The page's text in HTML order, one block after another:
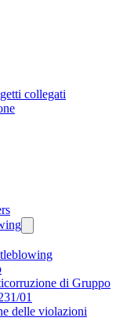
collegati
di Gruppo
01
delle violazioni